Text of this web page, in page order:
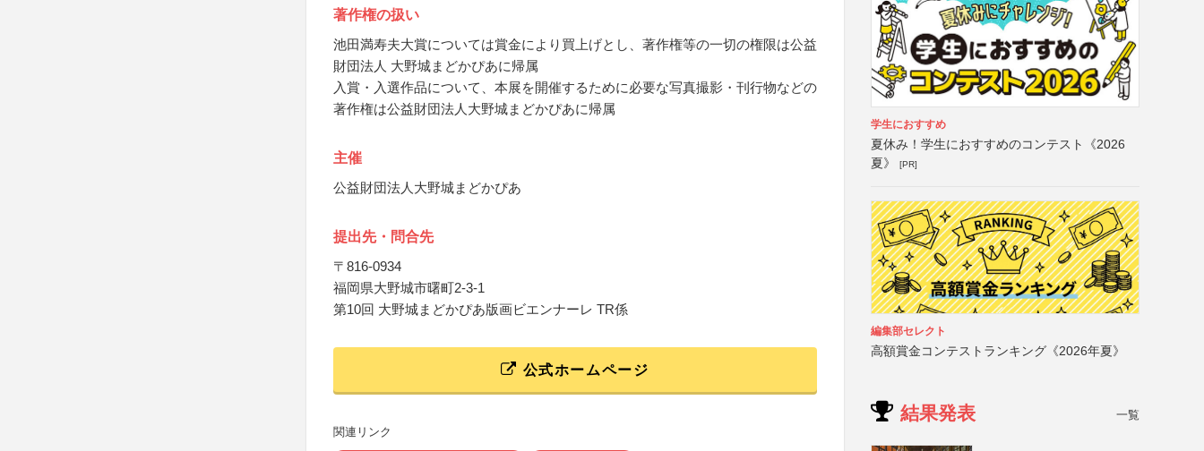
著作権の扱い
池田満寿夫大賞については賞金により買上げとし、著作権等の一切の権限は公益
財団法人 大野城まどかぴあに帰属
入賞・入選作品について、本展を開催するために必要な写真撮影・刊行物などの
著作権は公益財団法人大野城まどかぴあに帰属
主催
公益財団法人大野城まどかぴあ
提出先・問合先
〒816-0934
福岡県大野城市曙町2-3-1
第10回 大野城まどかぴあ版画ビエンナーレ TR係
公式ホームページ
関連リンク
学生におすすめ
夏休み！学生におすすめのコンテスト《2026
夏》
[PR]
編集部セレクト
高額賞金コンテストランキング《2026年夏》
結果発表 一覧